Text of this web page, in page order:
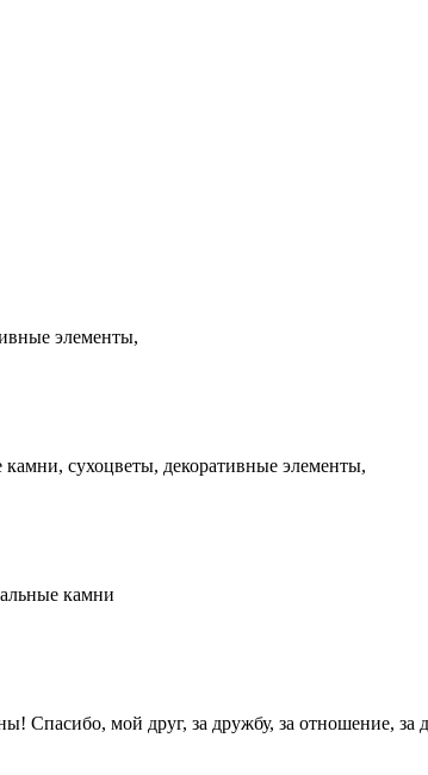
элементы,
камни, сухоцветы, декоративные элементы,
камни
Спасибо, мой друг, за дружбу, за отношение, за